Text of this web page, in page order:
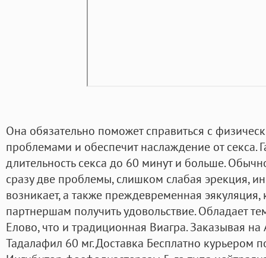
Она обязательно поможет справиться с
проблемами и обеспечит наслаждение от секса.
длительность секса до 60 минут и больше.
сразу две проблемы, слишком слабая эрекция,
возникает, а также преждевременная
партнершам получить удовольствие. Обладает
Елово, что и традиционная Виагра. Заказывая
Тадалафил 60 мг. Доставка Бесплатно курьером